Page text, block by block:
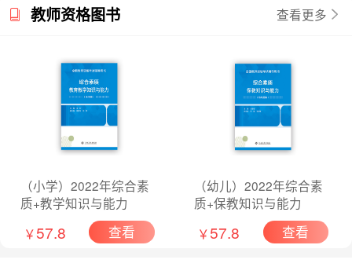
教师资格图书 查看更多
（小学）2022年综合素
质+教学知识与能力
￥57.8 查看
（幼儿）2022年综合素
质+保教知识与能力
￥57.8 查看